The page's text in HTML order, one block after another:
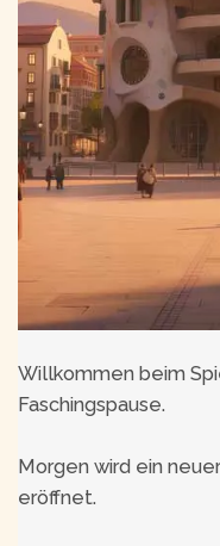
Willkommen beim
Faschingspause.
Morgen wird ein
eröffnet.